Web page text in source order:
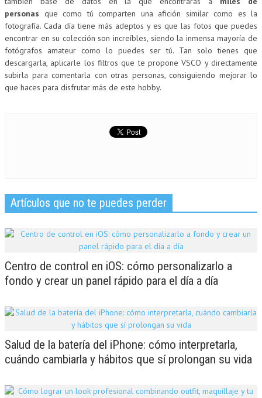
personas que como tú comparten una afición similar como es la
fotografía. Cada día tiene más adeptos y es que las fotos que puedes
encontrar en su colección son increíbles, siendo la inmensa mayoría de
fotógrafos amateur como lo puedes ser tú. Tan solo tienes que
descargarla, aplicarle los filtros que te propone VSCO y directamente
subirla para comentarla con otras personas, consiguiendo mejorar lo
que haces para disfrutar más de este hobby.
Artículos que no te puedes perder
Centro de control en iOS: cómo personalizarlo a
fondo y crear un panel rápido para el día a día
Salud de la batería del iPhone: cómo interpretarla,
cuándo cambiarla y hábitos que sí prolongan su vida